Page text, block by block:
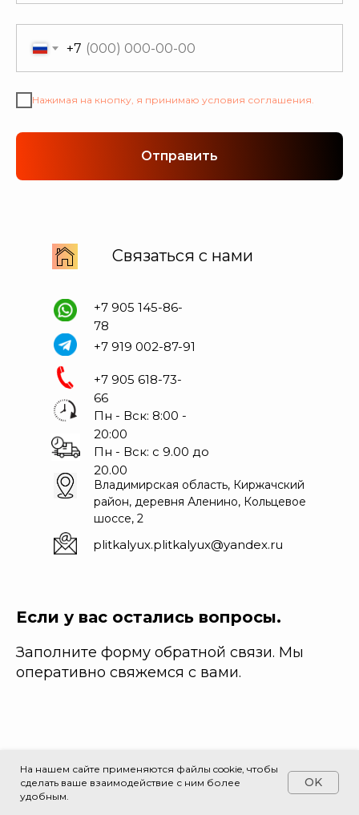
На нашем сайте применяются файлы cookie, чтобы
сделать ваше взаимодействие с ним более
удобным.
OK
+7
Нажимая на кнопку, я принимаю условия соглашения.
Отправить
Пн - Вск: с 9.00 до
20.00
Связаться с нами
+7 905 618-73-
66
+7 905 145-86-
78
+7 919 002-87-91
Пн - Вск: 8:00 -
20:00
plitkalyux.plitkalyux@yandex.ru
Владимирская область, Киржачский
район, деревня Аленино, Кольцевое
шоссе, 2
Если у вас остались вопросы.
Заполните форму обратной связи. Мы
оперативно свяжемся с вами.